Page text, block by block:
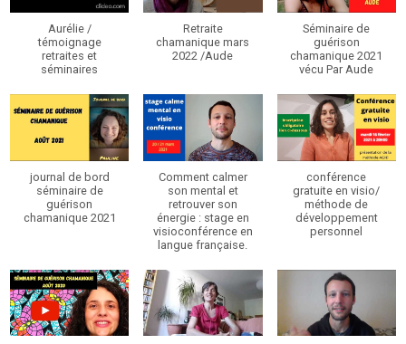
Aurélie /
témoignage
retraites et
séminaires
Retraite
chamanique mars
2022 /Aude
Séminaire de
guérison
chamanique 2021
vécu Par Aude
journal de bord
séminaire de
guérison
chamanique 2021
Comment calmer
son mental et
retrouver son
énergie : stage en
visioconférence en
langue française.
conférence
gratuite en visio/
méthode de
développement
personnel